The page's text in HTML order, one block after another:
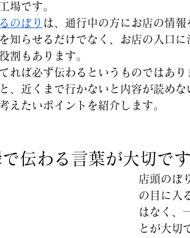
場です。
のぼり は、通行中の方にお店の情
知らせるだけでなく、お店の入口
割もあります。
れば必ず伝わるというものではあ
、近くまで行かないと内容が読め
えたいポイントを紹介します。
伝わる言葉が大切です
店頭のぼ
の目に入
はなく、
とが大切